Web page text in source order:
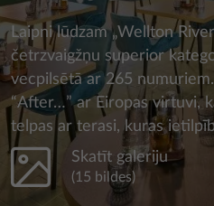
Laipni lūdzam „Wellton
četrzvaigžņu superior
vecpilsētā ar 265
“After…” ar Eiropas virtuvi,
telpas ar terasi, kuras
Skatīt galeriju
(15 bildes)